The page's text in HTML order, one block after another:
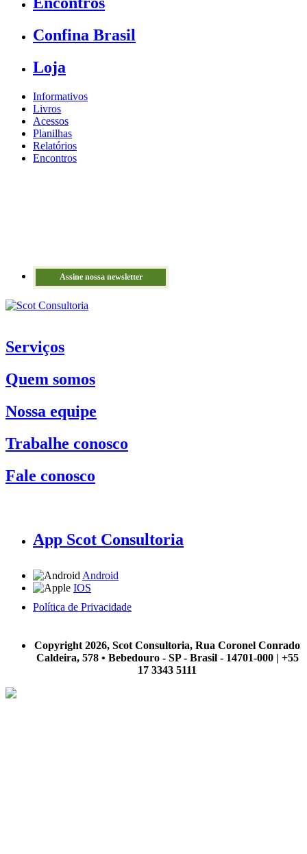
Confina Brasil
Loja
Informativos
Livros
Acessos
Planilhas
Relatórios
Encontros
Assine nossa newsletter
Serviços
Quem somos
Nossa equipe
Trabalhe conosco
Fale conosco
App Scot Consultoria
Android
IOS
Política de Privacidade
Copyright 2026, Scot Consultoria, Rua Coronel Conrado
Caldeira, 578 • Bebedouro - SP - Brasil - 14701-000 | +55
17 3343 5111